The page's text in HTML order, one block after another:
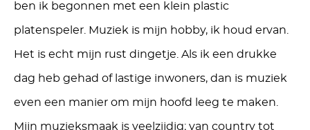
ben ik begonnen met een klein plastic
platenspeler. Muziek is mijn hobby, ik houd ervan.
Het is echt mijn rust dingetje. Als ik een drukke
dag heb gehad of lastige inwoners, dan is muziek
even een manier om mijn hoofd leeg te maken.
Mijn muzieksmaak is veelzijdig; van country tot